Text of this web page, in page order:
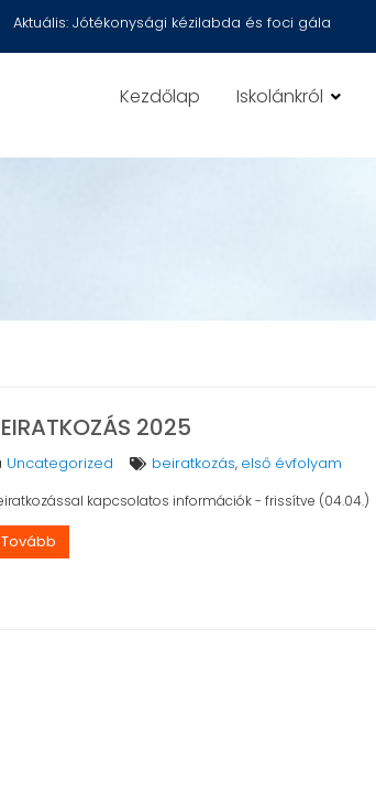
Aktuális: Jótékonysági kézilabda és foci gála
Kezdőlap Iskolánkról
2025
Uncategorized beiratkozás, első évfolyam
kapcsolatos információk - frissítve (04.04.)
Tovább